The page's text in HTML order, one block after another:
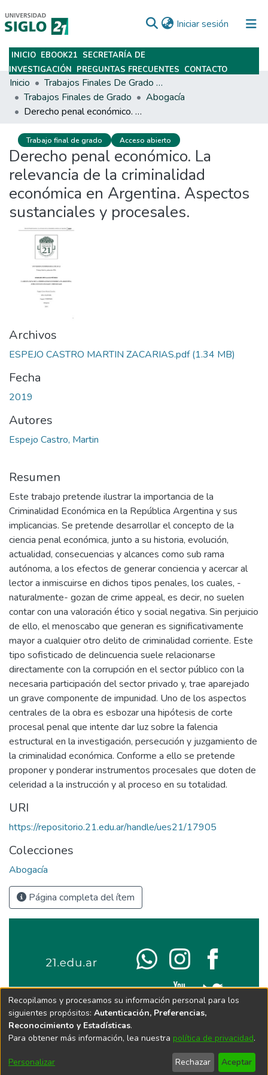
Iniciar sesión (current)
Subir
INICIO EBOOK21 SECRETARÍA DE
INVESTIGACIÓN PREGUNTAS FRECUENTES CONTACTO
Inicio
Trabajos Finales De Grado Y Posgrado
Trabajos Finales de Grado
Abogacía
Derecho penal económico. La relevancia de la criminalidad económica en Argentina. Aspectos sustanciales y procesales.
Trabajo final de grado Acceso abierto
Derecho penal económico. La
relevancia de la criminalidad
económica en Argentina. Aspectos
sustanciales y procesales.
Archivos
ESPEJO CASTRO MARTIN ZACARIAS.pdf(1.34 MB)
Fecha
2019
Autores
Espejo Castro, Martin
Resumen
Este trabajo pretende ilustrar la importancia de la
Criminalidad Económica en la República Argentina y sus
implicancias. Se pretende desarrollar el concepto de la
ciencia penal económica, junto a su historia, evolución,
actualidad, consecuencias y alcances como sub rama
autónoma, a los efectos de generar conciencia y acercar al
lector a inmiscuirse en dichos tipos penales, los cuales, -
naturalmente- gozan de crime appeal, es decir, no suelen
contar con una valoración ético y social negativa. Sin perjuicio
de ello, el menoscabo que generan es significativamente
mayor a cualquier otro delito de criminalidad corriente. Este
tipo sofisticado de delincuencia suele relacionarse
directamente con la corrupción en el sector público con la
necesaria participación del sector privado y, trae aparejado
un grave componente de impunidad. Uno de los aspectos
centrales de la obra es esbozar una hipótesis de corte
procesal penal que intente dar luz sobre la falencia
estructural en la investigación, persecución y juzgamiento de
la criminalidad económica. Conforme a ello se pretende
proponer y ponderar instrumentos procesales que doten de
celeridad a la instrucción y al proceso en su totalidad.
URI
https://repositorio.21.edu.ar/handle/ues21/17905
Colecciones
Abogacía
Página completa del ítem
Recopilamos y procesamos su información personal para los
siguientes propósitos: Autenticación, Preferencias,
Reconocimiento y Estadísticas.
Para obtener más información, lea nuestra política de privacidad.
Personalizar Rechazar Aceptar